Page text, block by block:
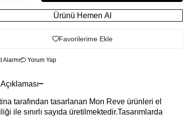
Ürünü Hemen Al
Favorilerime Ekle
Alarmı Yorum Yap
tarafından tasarlanan Mon Reve ürünleri el
ile sınırlı sayıda üretilmektedir.Tasarımlarda